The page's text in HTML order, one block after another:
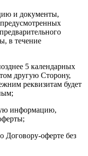
и документы,
в течение
5 календарных
другую Сторону,
реквизитам будет
информацию,
Договору-оферте без